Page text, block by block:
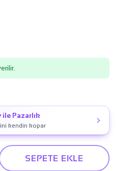
ile Pazarlık
kendin kopar
SEPETE EKLE